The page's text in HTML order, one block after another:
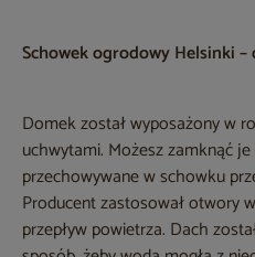
Schowek ogrodowy Helsinki
Domek został wyposażony w
uchwytami. Możesz zamknąć
przechowywane w schowku
Producent zastosował otwory
przepływ powietrza. Dach